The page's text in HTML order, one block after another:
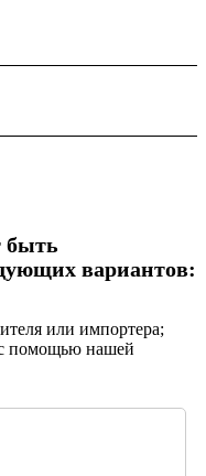
быть
вариантов:
или импортера;
с помощью нашей